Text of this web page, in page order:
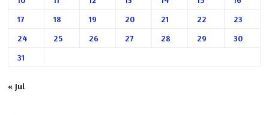
17
18 19 20 21 22
23
24
25 26 27 28 29
30
31
« Jul